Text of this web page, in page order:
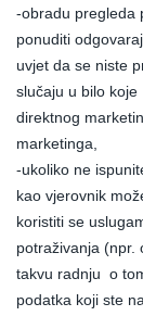
-obradu pregleda
ponuditi
uvjet da se niste
slučaju u bilo
direktnog
marketinga,
-ukoliko ne
kao vjerovnik
koristiti se
potraživanja (npr.
takvu radnju o
podatka koji ste